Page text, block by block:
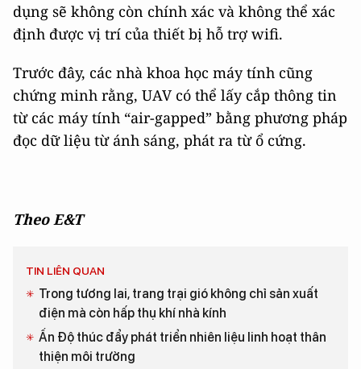
dụng sẽ không còn chính xác và không thể xác
định được vị trí của thiết bị hỗ trợ wifi.
Trước đây, các nhà khoa học máy tính cũng
chứng minh rằng, UAV có thể lấy cắp thông tin
từ các máy tính “air-gapped” bằng phương pháp
đọc dữ liệu từ ánh sáng, phát ra từ ổ cứng.
Theo E&T
TIN LIÊN QUAN
Trong tương lai, trang trại gió không chỉ sản xuất
điện mà còn hấp thụ khí nhà kính
Ấn Độ thúc đẩy phát triển nhiên liệu linh hoạt thân
thiện môi trường